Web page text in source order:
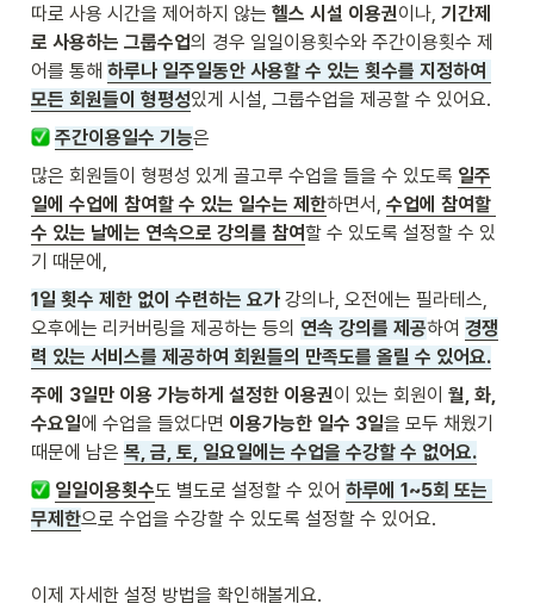
따로 사용 시간을 제어하지 않는 헬스 시설 이용권이나, 기간제
로 사용하는 그룹수업의 경우 일일이용횟수와 주간이용횟수 제
어를 통해 하루나 일주일동안 사용할 수 있는 횟수를 지정하여
모든 회원들이 형평성있게 시설, 그룹수업을 제공할 수 있어요.
주간이용일수 기능은
많은 회원들이 형평성 있게 골고루 수업을 들을 수 있도록 일주
일에 수업에 참여할 수 있는 일수는 제한하면서, 수업에 참여할
수 있는 날에는 연속으로 강의를 참여할 수 있도록 설정할 수 있
기 때문에,
1일 횟수 제한 없이 수련하는 요가 강의나, 오전에는 필라테스,
오후에는 리커버링을 제공하는 등의 연속 강의를 제공하여 경쟁
력 있는 서비스를 제공하여 회원들의 만족도를 올릴 수 있어요.
주에 3일만 이용 가능하게 설정한 이용권이 있는 회원이 월, 화,
수요일에 수업을 들었다면 이용가능한 일수 3일을 모두 채웠기
때문에 남은 목, 금, 토, 일요일에는 수업을 수강할 수 없어요.
일일이용횟수도 별도로 설정할 수 있어 하루에 1~5회 또는
무제한으로 수업을 수강할 수 있도록 설정할 수 있어요.
이제 자세한 설정 방법을 확인해볼게요.